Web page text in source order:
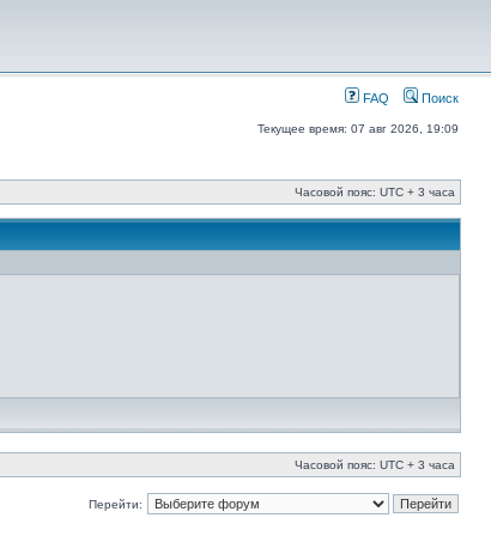
FAQ Поиск
Текущее время: 07 авг 2026, 19:09
Часовой пояс: UTC + 3 часа
Часовой пояс: UTC + 3 часа
Перейти: